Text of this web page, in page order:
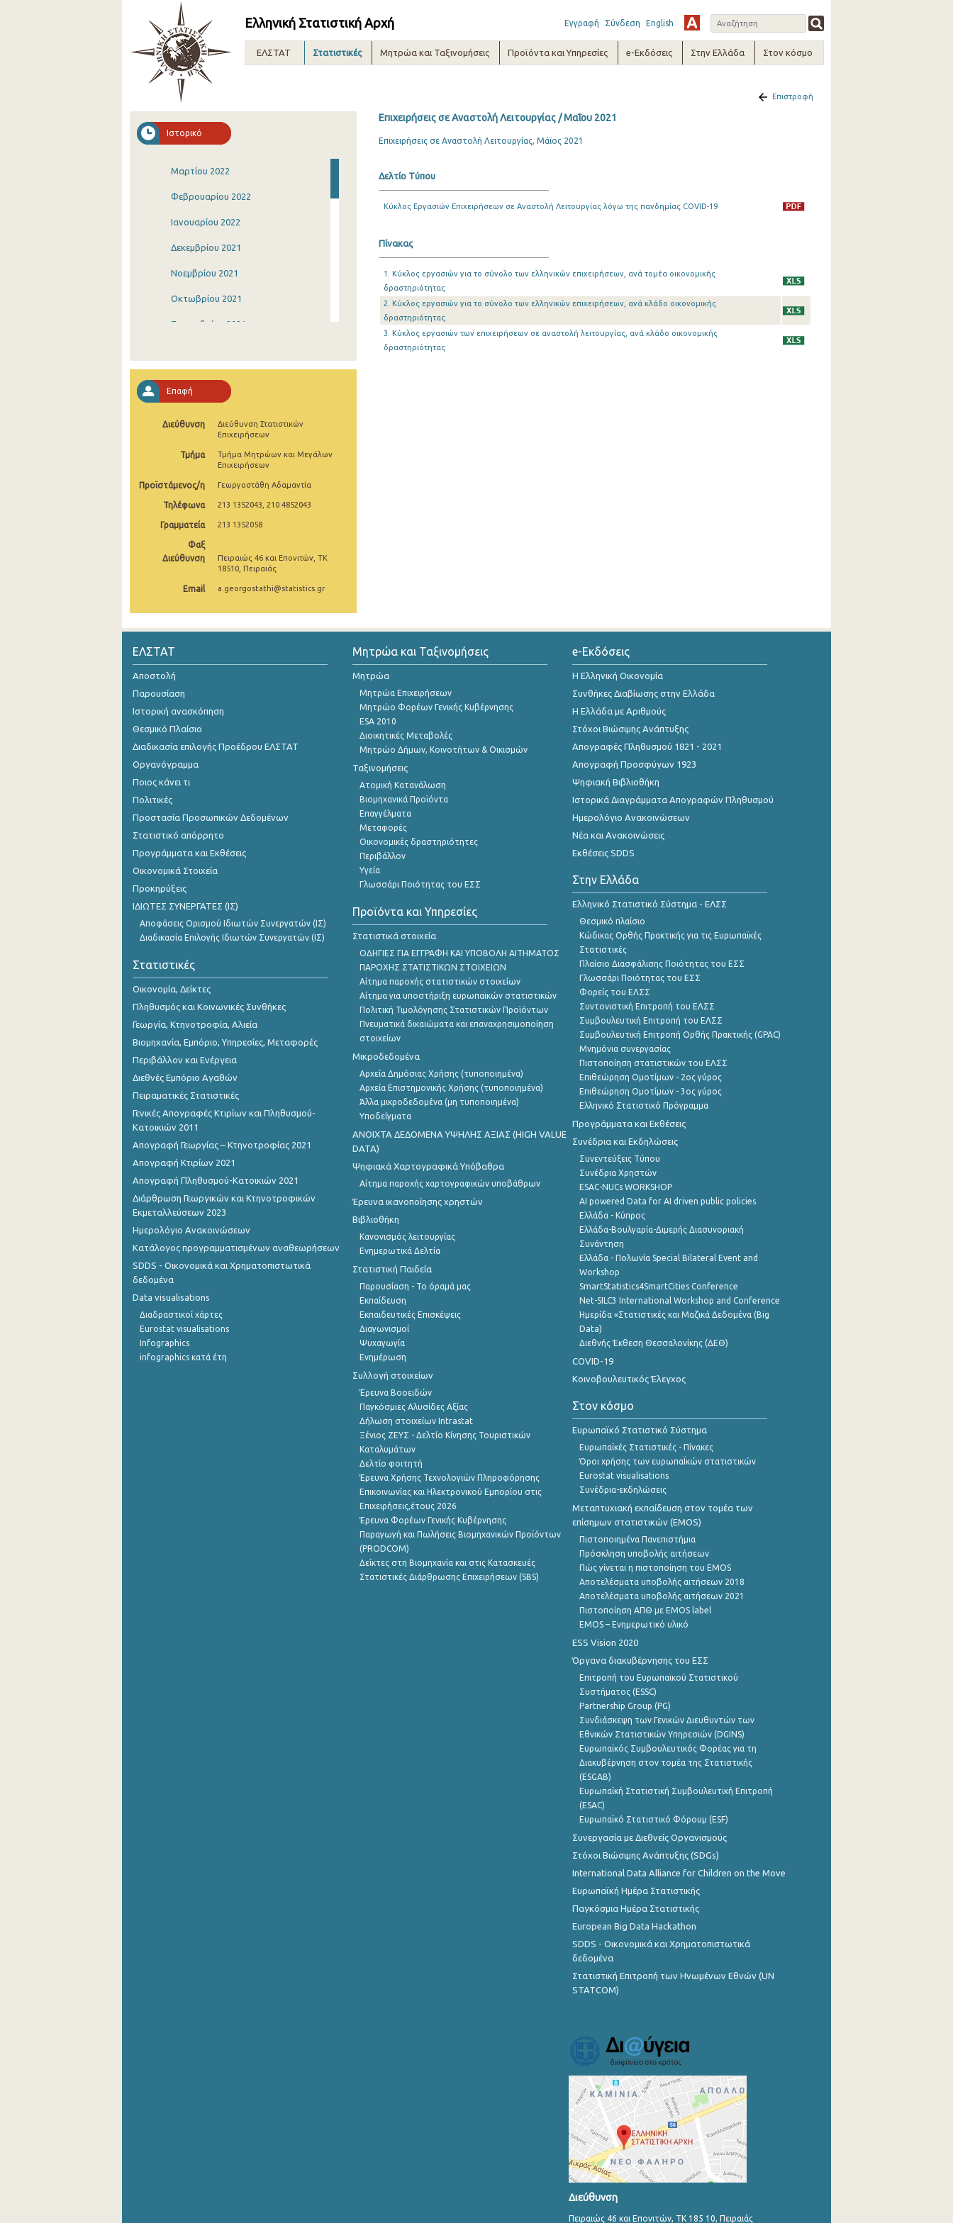
Ελληνική Στατιστική Αρχή Εγγραφή Σύνδεση English
ΕΛΣΤΑΤ Στατιστικές Μητρώα και Ταξινομήσεις Προϊόντα και Υπηρεσίες e-Εκδόσεις Στην Ελλάδα Στον κόσμο
Ιστορικό
Μαρτίου 2022
Φεβρουαρίου 2022
Ιανουαρίου 2022
Δεκεμβρίου 2021
Νοεμβρίου 2021
Οκτωβρίου 2021
Σεπτεμβρίου 2021
Ιουνίου 2021
Μαΐου 2021
Απριλίου 2021
Φεβρουαρίου 2021
Ιανουαρίου 2021
Δεκεμβρίου 2020
Σεπτεμβρίου 2020
Αυγούστου 2020
Ιουλίου 2020
Ιουνίου 2020
Μαΐου 2020
Μαρτίου 2020
Επαφή
Διεύθυνση
Διεύθυνση Στατιστικών
Επιχειρήσεων
Τμήμα
Τμήμα Μητρώων και Μεγάλων
Επιχειρήσεων
Προϊστάμενος/η Γεωργοστάθη Αδαμαντία
Τηλέφωνα 213 1352043, 210 4852043
Γραμματεία 213 1352058
Φαξ
Διεύθυνση
Πειραιώς 46 και Επονιτών, ΤΚ
18510, Πειραιάς
Email a.georgostathi@statistics.gr
Επιστροφή
Επιχειρήσεις σε Αναστολή Λειτουργίας / Μαΐου 2021
Επιχειρήσεις σε Αναστολή Λειτουργίας, Μάϊος 2021
Δελτίο Τύπου
Κύκλος Εργασιών Επιχειρήσεων σε Αναστολή Λειτουργίας λόγω της πανδημίας COVID-19
Πίνακας
1. Κύκλος εργασιών για το σύνολο των ελληνικών επιχειρήσεων, ανά τομέα οικονομικής
δραστηριότητας
2. Κύκλος εργασιών για το σύνολο των ελληνικών επιχειρήσεων, ανά κλάδο οικονομικής
δραστηριότητας
3. Κύκλος εργασιών των επιχειρήσεων σε αναστολή λειτουργίας, ανά κλάδο οικονομικής
δραστηριότητας
ΕΛΣΤΑΤ
Αποστολή
Παρουσίαση
Ιστορική ανασκόπηση
Θεσμικό Πλαίσιο
Διαδικασία επιλογής Προέδρου ΕΛΣΤΑΤ
Οργανόγραμμα
Ποιος κάνει τι
Πολιτικές
Προστασία Προσωπικών Δεδομένων
Στατιστικό απόρρητο
Προγράμματα και Εκθέσεις
Οικονομικά Στοιχεία
Προκηρύξεις
ΙΔΙΩΤΕΣ ΣΥΝΕΡΓΑΤΕΣ (ΙΣ)
Αποφάσεις Ορισμού Ιδιωτών Συνεργατών (ΙΣ)
Διαδικασία Επιλογής Ιδιωτών Συνεργατών (ΙΣ)
Στατιστικές
Οικονομία, Δείκτες
Πληθυσμός και Κοινωνικές Συνθήκες
Γεωργία, Κτηνοτροφία, Αλιεία
Βιομηχανία, Εμπόριο, Υπηρεσίες, Μεταφορές
Περιβάλλον και Ενέργεια
Διεθνές Εμπόριο Αγαθών
Πειραματικές Στατιστικές
Γενικές Απογραφές Κτιρίων και Πληθυσμού-
Κατοικιών 2011
Απογραφή Γεωργίας – Κτηνοτροφίας 2021
Απογραφή Κτιρίων 2021
Απογραφή Πληθυσμού-Κατοικιών 2021
Διάρθρωση Γεωργικών και Κτηνοτροφικών
Εκμεταλλεύσεων 2023
Ημερολόγιο Ανακοινώσεων
Κατάλογος προγραμματισμένων αναθεωρήσεων
SDDS - Οικονομικά και Χρηματοπιστωτικά
δεδομένα
Data visualisations
Διαδραστικοί χάρτες
Eurostat visualisations
Infographics
infographics κατά έτη
Μητρώα και Ταξινομήσεις
Μητρώα
Μητρώα Επιχειρήσεων
Μητρώο Φορέων Γενικής Κυβέρνησης
ESA 2010
Διοικητικές Μεταβολές
Μητρώο Δήμων, Κοινοτήτων & Οικισμών
Ταξινομήσεις
Ατομική Κατανάλωση
Βιομηχανικά Προϊόντα
Επαγγέλματα
Μεταφορές
Οικονομικές δραστηριότητες
Περιβάλλον
Υγεία
Γλωσσάρι Ποιότητας του ΕΣΣ
Προϊόντα και Υπηρεσίες
Στατιστικά στοιχεία
ΟΔΗΓΙΕΣ ΓΙΑ ΕΓΓΡΑΦΗ ΚΑΙ ΥΠΟΒΟΛΗ ΑΙΤΗΜΑΤΟΣ
ΠΑΡΟΧΗΣ ΣΤΑΤΙΣΤΙΚΩΝ ΣΤΟΙΧΕΙΩΝ
Αίτημα παροχής στατιστικών στοιχείων
Αίτημα για υποστήριξη ευρωπαϊκών στατιστικών
Πολιτική Τιμολόγησης Στατιστικών Προϊόντων
Πνευματικά δικαιώματα και επαναχρησιμοποίηση
στοιχείων
Μικροδεδομένα
Αρχεία Δημόσιας Χρήσης (τυποποιημένα)
Αρχεία Επιστημονικής Χρήσης (τυποποιημένα)
Άλλα μικροδεδομένα (μη τυποποιημένα)
Υποδείγματα
ANOIXTA ΔΕΔΟΜΕΝΑ ΥΨΗΛΗΣ ΑΞΙΑΣ (HIGH VALUE
DATA)
Ψηφιακά Χαρτογραφικά Υπόβαθρα
Αίτημα παροχής χαρτογραφικών υποβάθρων
Έρευνα ικανοποίησης χρηστών
Βιβλιοθήκη
Κανονισμός λειτουργίας
Ενημερωτικά Δελτία
Στατιστική Παιδεία
Παρουσίαση - Το όραμά μας
Εκπαίδευση
Εκπαιδευτικές Επισκέψεις
Διαγωνισμοί
Ψυχαγωγία
Ενημέρωση
Συλλογή στοιχείων
Έρευνα Βοοειδών
Παγκόσμιες Αλυσίδες Αξίας
Δήλωση στοιχείων Intrastat
Ξένιος ΖΕΥΣ - Δελτίο Κίνησης Τουριστικών
Καταλυμάτων
Δελτίο φοιτητή
Έρευνα Χρήσης Τεχνολογιών Πληροφόρησης
Επικοινωνίας και Ηλεκτρονικού Εμπορίου στις
Επιχειρήσεις,έτους 2026
Έρευνα Φορέων Γενικής Κυβέρνησης
Παραγωγή και Πωλήσεις Βιομηχανικών Προϊόντων
(PRODCOM)
Δείκτες στη Βιομηχανία και στις Κατασκευές
Στατιστικές Διάρθρωσης Επιχειρήσεων (SBS)
e-Εκδόσεις
Η Ελληνική Οικονομία
Συνθήκες Διαβίωσης στην Ελλάδα
Η Ελλάδα με Αριθμούς
Στόχοι Βιώσιμης Ανάπτυξης
Απογραφές Πληθυσμού 1821 - 2021
Απογραφή Προσφύγων 1923
Ψηφιακή Βιβλιοθήκη
Ιστορικά Διαγράμματα Απογραφών Πληθυσμού
Ημερολόγιο Ανακοινώσεων
Νέα και Ανακοινώσεις
Εκθέσεις SDDS
Στην Ελλάδα
Ελληνικό Στατιστικό Σύστημα - ΕΛΣΣ
Θεσμικό πλαίσιο
Κώδικας Ορθής Πρακτικής για τις Ευρωπαϊκές
Στατιστικές
Πλαίσιο Διασφάλισης Ποιότητας του ΕΣΣ
Γλωσσάρι Ποιότητας του ΕΣΣ
Φορείς του ΕΛΣΣ
Συντονιστική Επιτροπή του ΕΛΣΣ
Συμβουλευτική Επιτροπή του ΕΛΣΣ
Συμβουλευτική Επιτροπή Ορθής Πρακτικής (GPAC)
Μνημόνια συνεργασίας
Πιστοποίηση στατιστικών του ΕΛΣΣ
Επιθεώρηση Ομοτίμων - 2ος γύρος
Επιθεώρηση Ομοτίμων - 3ος γύρος
Ελληνικό Στατιστικό Πρόγραμμα
Προγράμματα και Εκθέσεις
Συνέδρια και Εκδηλώσεις
Συνεντεύξεις Τύπου
Συνέδρια Χρηστών
ESAC-NUCs WORKSHOP
AI powered Data for AI driven public policies
Ελλάδα - Κύπρος
Ελλάδα-Βουλγαρία-Διμερής Διασυνοριακή
Συνάντηση
Ελλάδα - Πολωνία Special Bilateral Event and
Workshop
SmartStatistics4SmartCities Conference
Net-SILC3 International Workshop and Conference
Ημερίδα «Στατιστικές και Μαζικά Δεδομένα (Big
Data)
Διεθνής Έκθεση Θεσσαλονίκης (ΔΕΘ)
COVID-19
Κοινοβουλευτικός Έλεγχος
Στον κόσμο
Ευρωπαϊκό Στατιστικό Σύστημα
Ευρωπαϊκές Στατιστικές - Πίνακες
Όροι χρήσης των ευρωπαΪκών στατιστικών
Eurostat visualisations
Συνέδρια-εκδηλώσεις
Μεταπτυχιακή εκπαίδευση στον τομέα των
επίσημων στατιστικών (EMOS)
Πιστοποιημένα Πανεπιστήμια
Πρόσκληση υποβολής αιτήσεων
Πώς γίνεται η πιστοποίηση του EMOS
Αποτελέσματα υποβολής αιτήσεων 2018
Αποτελέσματα υποβολής αιτήσεων 2021
Πιστοποίηση ΑΠΘ με EMOS label
EMOS – Ενημερωτικό υλικό
ESS Vision 2020
Όργανα διακυβέρνησης του ΕΣΣ
Επιτροπή του Ευρωπαϊκού Στατιστικού
Συστήματος (ESSC)
Partnership Group (PG)
Συνδιάσκεψη των Γενικών Διευθυντών των
Εθνικών Στατιστικών Υπηρεσιών (DGINS)
Ευρωπαϊκός Συμβουλευτικός Φορέας για τη
Διακυβέρνηση στον τομέα της Στατιστικής
(ESGAB)
Ευρωπαϊκή Στατιστική Συμβουλευτική Επιτροπή
(ESAC)
Ευρωπαϊκό Στατιστικό Φόρουμ (ESF)
Συνεργασία με Διεθνείς Οργανισμούς
Στόχοι Βιώσιμης Ανάπτυξης (SDGs)
International Data Alliance for Children on the Move
Ευρωπαϊκή Ημέρα Στατιστικής
Παγκόσμια Ημέρα Στατιστικής
European Big Data Hackathon
SDDS - Οικονομικά και Χρηματοπιστωτικά
δεδομένα
Στατιστική Επιτροπή των Ηνωμένων Εθνών (UN
STATCOM)
Διεύθυνση
Πειραιώς 46 και Επονιτών, ΤΚ 185 10, Πειραιάς